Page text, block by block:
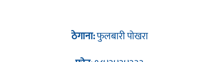
ठेगाना:फुलबारी पोखरा